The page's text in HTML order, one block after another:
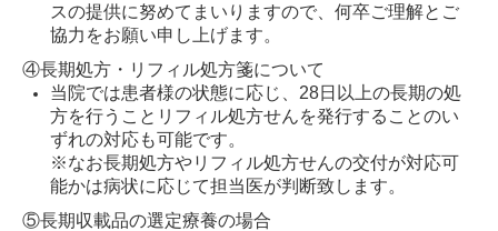
スの提供に努めてまいりますので、何卒ご理解とご
協力をお願い申し上げます。
④長期処方・リフィル処方箋について
当院では患者様の状態に応じ、28日以上の長期の処
方を行うことリフィル処方せんを発行することのい
ずれの対応も可能です。
※なお長期処方やリフィル処方せんの交付が対応可
能かは病状に応じて担当医が判断致します。
⑤長期収載品の選定療養の場合